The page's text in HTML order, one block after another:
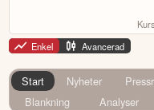
Enkel
Avancerad
Start Nyheter
Blankning
Analyser